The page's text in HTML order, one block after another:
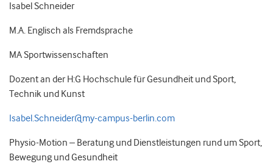
Isabel Schneider
M.A. Englisch als Fremdsprache
MA Sportwissenschaften
Dozent an der H:G Hochschule für Gesundheit und Sport,
Technik und Kunst
Isabel.Schneider@my-campus-berlin.com
Physio-Motion – Beratung und Dienstleistungen rund um Sport,
Bewegung und Gesundheit